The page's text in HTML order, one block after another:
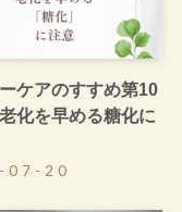
ケアのすすめ第10
化を早める糖化に
07-20